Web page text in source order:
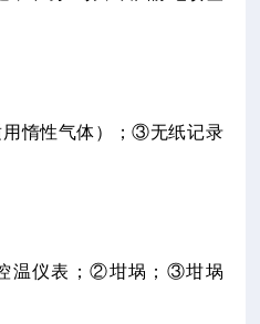
惰性气体）；③无纸记录
温仪表；②坩埚；③坩埚